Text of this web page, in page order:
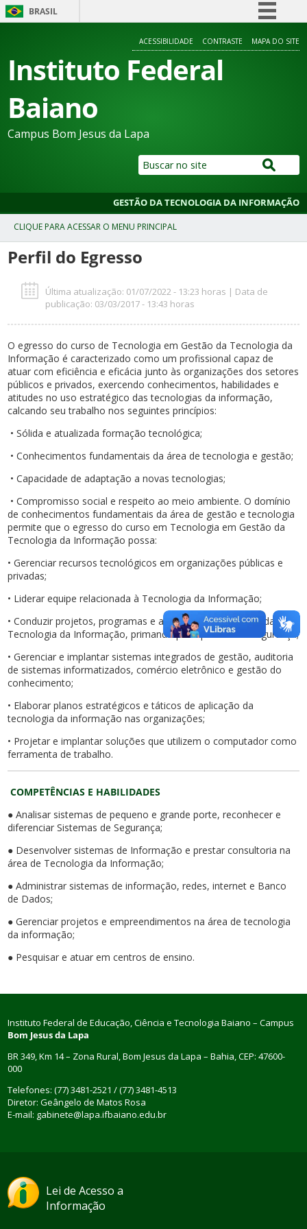
BRASIL
Participe
ACESSIBILIDADE CONTRASTE MAPA DO SITE
Instituto Federal
Baiano
Campus Bom Jesus da Lapa
GESTÃO DA TECNOLOGIA DA INFORMAÇÃO
Perfil do Egresso
Última atualização: 01/07/2022 - 13:23 horas | Data de
publicação: 03/03/2017 - 13:43 horas
O egresso do curso de Tecnologia em Gestão da Tecnologia da
Informação é caracterizado como um profissional capaz de
atuar com eficiência e eficácia junto às organizações dos setores
públicos e privados, exercendo conhecimentos, habilidades e
atitudes no uso estratégico das tecnologias da informação,
calcando seu trabalho nos seguintes princípios:
• Sólida e atualizada formação tecnológica;
• Conhecimentos fundamentais da área de tecnologia e gestão;
• Capacidade de adaptação a novas tecnologias;
• Compromisso social e respeito ao meio ambiente. O domínio
de conhecimentos fundamentais da área de gestão e tecnologia
permite que o egresso do curso em Tecnologia em Gestão da
Tecnologia da Informação possa:
• Gerenciar recursos tecnológicos em organizações públicas e
privadas;
• Liderar equipe relacionada à Tecnologia da Informação;
• Conduzir projetos, programas e atividades de aplicação da
Tecnologia da Informação, primando pela qualidade e segurança;
• Gerenciar e implantar sistemas integrados de gestão, auditoria
de sistemas informatizados, comércio eletrônico e gestão do
conhecimento;
• Elaborar planos estratégicos e táticos de aplicação da
tecnologia da informação nas organizações;
• Projetar e implantar soluções que utilizem o computador como
ferramenta de trabalho.
COMPETÊNCIAS E HABILIDADES
● Analisar sistemas de pequeno e grande porte, reconhecer e
diferenciar Sistemas de Segurança;
● Desenvolver sistemas de Informação e prestar consultoria na
área de Tecnologia da Informação;
● Administrar sistemas de informação, redes, internet e Banco
de Dados;
● Gerenciar projetos e empreendimentos na área de tecnologia
da informação;
● Pesquisar e atuar em centros de ensino.
Instituto Federal de Educação, Ciência e Tecnologia Baiano – Campus
Bom Jesus da Lapa
BR 349, Km 14 – Zona Rural, Bom Jesus da Lapa – Bahia, CEP: 47600-
000
Telefones: (77) 3481-2521 / (77) 3481-4513
Diretor: Geângelo de Matos Rosa
E-mail: gabinete@lapa.ifbaiano.edu.br
Lei de Acesso a
Informação